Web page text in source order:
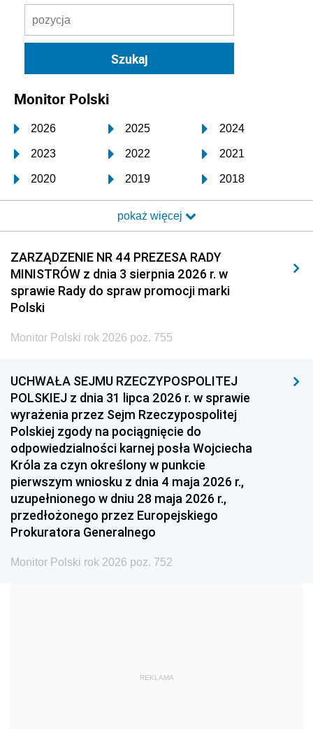
Monitor Polski
2026 2025 2024
2023 2022 2021
2020 2019 2018
2017 2016 2015
2014 2013 2012
2011 2010 2009
2008 2007 2006
2005
1996 1995 1994
1993 1992 1991
1990 1989
1987 1986 1985
1984 1983 1982
1981 1980 1979
1978 1977
1975 1974
1959
pokaż więcej
ZARZĄDZENIE NR 44 PREZESA RADY
MINISTRÓW z dnia 3 sierpnia 2026 r. w
sprawie Rady do spraw promocji marki
Polski
Monitor Polski rok 2026 poz. 755
UCHWAŁA SEJMU RZECZYPOSPOLITEJ
POLSKIEJ z dnia 31 lipca 2026 r. w sprawie
wyrażenia przez Sejm Rzeczypospolitej
Polskiej zgody na pociągnięcie do
odpowiedzialności karnej posła Wojciecha
Króla za czyn określony w punkcie
pierwszym wniosku z dnia 4 maja 2026 r.,
uzupełnionego w dniu 28 maja 2026 r.,
przedłożonego przez Europejskiego
Prokuratora Generalnego
Monitor Polski rok 2026 poz. 752
REKLAMA